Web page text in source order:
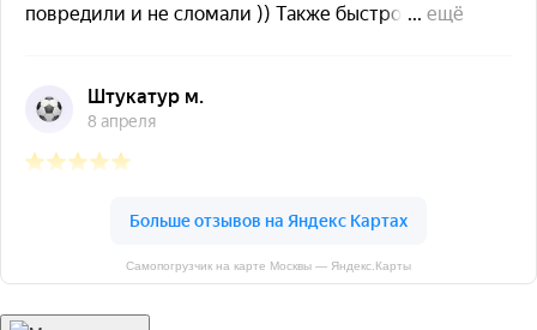
Самопогрузчик на карте Москвы — Яндекс.Карты